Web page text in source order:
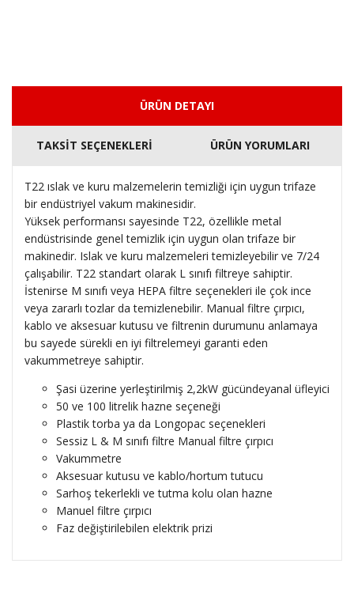
ÜRÜN DETAYI
TAKSİT SEÇENEKLERİ ÜRÜN YORUMLARI
T22 ıslak ve kuru malzemelerin temizliği için uygun trifaze
bir endüstriyel vakum makinesidir.
Yüksek performansı sayesinde T22, özellikle metal
endüstrisinde genel temizlik için uygun olan trifaze bir
makinedir. Islak ve kuru malzemeleri temizleyebilir ve 7/24
çalışabilir. T22 standart olarak L sınıfı filtreye sahiptir.
İstenirse M sınıfı veya HEPA filtre seçenekleri ile çok ince
veya zararlı tozlar da temizlenebilir. Manual filtre çırpıcı,
kablo ve aksesuar kutusu ve filtrenin durumunu anlamaya
bu sayede sürekli en iyi filtrelemeyi garanti eden
vakummetreye sahiptir.
Şasi üzerine yerleştirilmiş 2,2kW gücündeyanal üfleyici
50 ve 100 litrelik hazne seçeneği
Plastik torba ya da Longopac seçenekleri
Sessiz L & M sınıfı filtre Manual filtre çırpıcı
Vakummetre
Aksesuar kutusu ve kablo/hortum tutucu
Sarhoş tekerlekli ve tutma kolu olan hazne
Manuel filtre çırpıcı
Faz değiştirilebilen elektrik prizi